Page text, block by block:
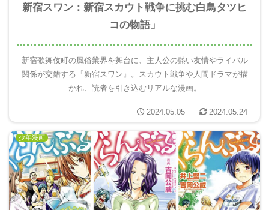
新宿スワン：新宿スカウト戦争に挑む白鳥タツヒ
コの物語」
新宿歌舞伎町の風俗業界を舞台に、主人公の熱い友情やライバル
関係が交錯する『新宿スワン』。スカウト戦争や人間ドラマが描
かれ、読者を引き込むリアルな漫画。
2024.05.05 2024.05.24
少年漫画